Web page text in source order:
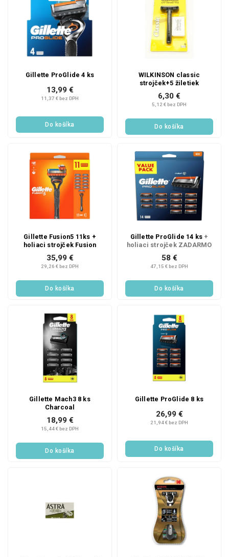
Gillette ProGlide 4 ks
11,37 € bez DPH
13,99 €
Do košíka
WILKINSON classic
strojček+5 žiletiek
5,12 € bez DPH
6,30 €
Do košíka
Gillette Fusion5 11ks +
holiaci strojček Fusion
29,26 € bez DPH
35,99 €
Do košíka
Gillette ProGlide 14 ks +
holiaci strojček ZADARMO
47,15 € bez DPH
58 €
Do košíka
Gillette Mach3 8 ks
Charcoal
15,44 € bez DPH
18,99 €
Do košíka
Gillette ProGlide 8 ks
21,94 € bez DPH
26,99 €
Do košíka